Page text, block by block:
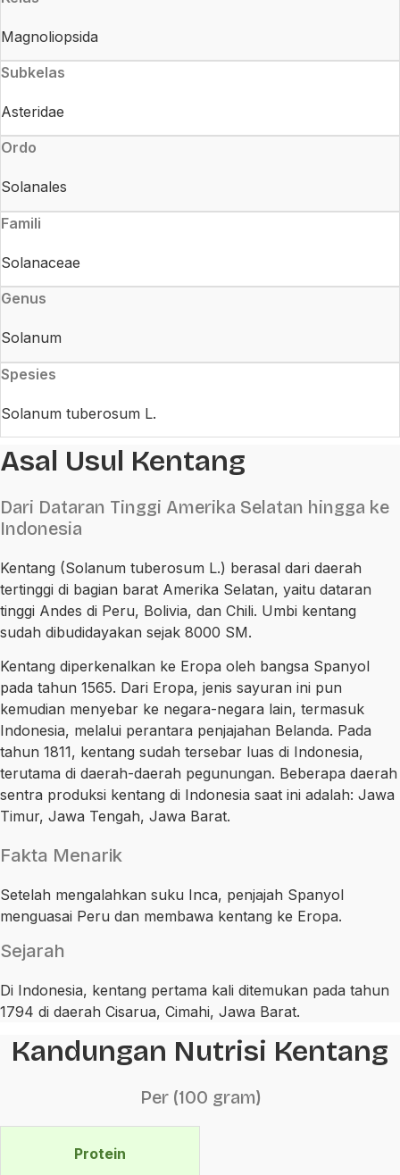
Magnoliopsida
Subkelas
Asteridae
Ordo
Solanales
Famili
Solanaceae
Genus
Solanum
Spesies
Solanum tuberosum L.
Asal Usul Kentang
Dari Dataran Tinggi Amerika Selatan hingga ke
Indonesia
Kentang (Solanum tuberosum L.) berasal dari daerah
tertinggi di bagian barat Amerika Selatan, yaitu dataran
tinggi Andes di Peru, Bolivia, dan Chili. Umbi kentang
sudah dibudidayakan sejak 8000 SM.
Kentang diperkenalkan ke Eropa oleh bangsa Spanyol
pada tahun 1565. Dari Eropa, jenis sayuran ini pun
kemudian menyebar ke negara-negara lain, termasuk
Indonesia, melalui perantara penjajahan Belanda. Pada
tahun 1811, kentang sudah tersebar luas di Indonesia,
terutama di daerah-daerah pegunungan. Beberapa daerah
sentra produksi kentang di Indonesia saat ini adalah: Jawa
Timur, Jawa Tengah, Jawa Barat.
Fakta Menarik
Setelah mengalahkan suku Inca, penjajah Spanyol
menguasai Peru dan membawa kentang ke Eropa.
Sejarah
Di Indonesia, kentang pertama kali ditemukan pada tahun
1794 di daerah Cisarua, Cimahi, Jawa Barat.
Kandungan Nutrisi Kentang
Per (100 gram)
Protein